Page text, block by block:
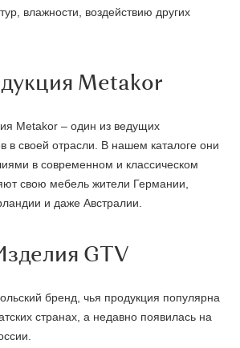
влажности, воздействию других
Metakor
Metakor – один из ведущих
в своей отрасли. В нашем каталоге они
в современном и классическом
свою мебель жители Германии,
и даже Австралии.
GTV
бренд, чья продукция популярна
странах, а недавно появилась на